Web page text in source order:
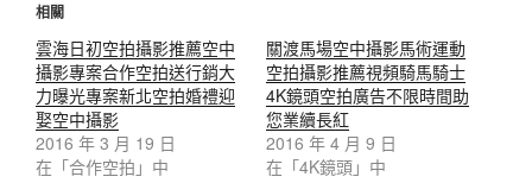
相關
雲海日初空拍攝影推薦空中
攝影專案合作空拍送行銷大
力曝光專案新北空拍婚禮迎
娶空中攝影
2016 年 3 月 19 日
在「合作空拍」中
關渡馬場空中攝影馬術運動
空拍攝影推薦視頻騎馬騎士
4K鏡頭空拍廣告不限時間助
您業續長紅
2016 年 4 月 9 日
在「4K鏡頭」中